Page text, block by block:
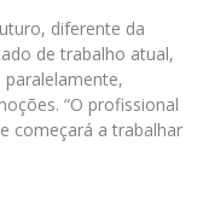
diferente da
de trabalho atual,
“O profissional
começará a trabalhar